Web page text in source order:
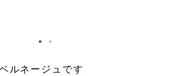
ルネージュです